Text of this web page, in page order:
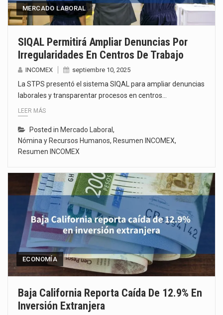
MERCADO LABORAL
SIQAL Permitirá Ampliar Denuncias Por
Irregularidades En Centros De Trabajo
INCOMEX septiembre 10, 2025
La STPS presentó el sistema SIQAL para ampliar denuncias
laborales y transparentar procesos en centros…
LEER MÁS
Posted in Mercado Laboral ,
Nómina y Recursos Humanos, Resumen INCOMEX,
Resumen INCOMEX
ECONOMÍA
Baja California Reporta Caída De 12.9% En
Inversión Extranjera